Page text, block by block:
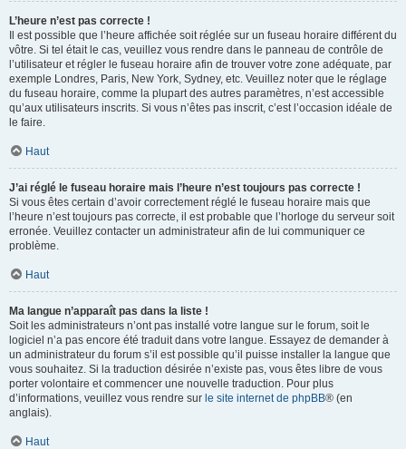
L’heure n’est pas correcte !
Il est possible que l’heure affichée soit réglée sur un fuseau horaire différent du
vôtre. Si tel était le cas, veuillez vous rendre dans le panneau de contrôle de
l’utilisateur et régler le fuseau horaire afin de trouver votre zone adéquate, par
exemple Londres, Paris, New York, Sydney, etc. Veuillez noter que le réglage
du fuseau horaire, comme la plupart des autres paramètres, n’est accessible
qu’aux utilisateurs inscrits. Si vous n’êtes pas inscrit, c’est l’occasion idéale de
le faire.
Haut
J’ai réglé le fuseau horaire mais l’heure n’est toujours pas correcte !
Si vous êtes certain d’avoir correctement réglé le fuseau horaire mais que
l’heure n’est toujours pas correcte, il est probable que l’horloge du serveur soit
erronée. Veuillez contacter un administrateur afin de lui communiquer ce
problème.
Haut
Ma langue n’apparaît pas dans la liste !
Soit les administrateurs n’ont pas installé votre langue sur le forum, soit le
logiciel n’a pas encore été traduit dans votre langue. Essayez de demander à
un administrateur du forum s’il est possible qu’il puisse installer la langue que
vous souhaitez. Si la traduction désirée n’existe pas, vous êtes libre de vous
porter volontaire et commencer une nouvelle traduction. Pour plus
d’informations, veuillez vous rendre sur le site internet de phpBB® (en
anglais).
Haut